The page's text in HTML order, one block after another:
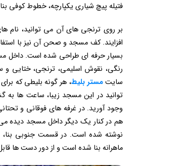
فتیله پیچ شیاری یکپارچه، خطوط کوفی
بر روی ترنجی های آن می توانید، نام
افزایند. کف مسجد و صحن آن نیز با
بسیار حرفه ای طراحی شده است. داخل
رنگی، نقوش اسلیمی، ترنجی، ختایی
سایتمستر بلیط، هر گونه بلیطی که
توانید در این مسجد زیبا، ساعت ها
هم در کنار یک دیگر داخل مسجد دیده می
نوشته شده‌ است. در قسمت جنوبی بنا،
ماهرانه بنا شده است و از دور دست ها